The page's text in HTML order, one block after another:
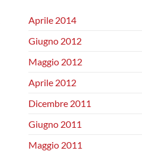
Aprile 2014
Giugno 2012
Maggio 2012
Aprile 2012
Dicembre 2011
Giugno 2011
Maggio 2011